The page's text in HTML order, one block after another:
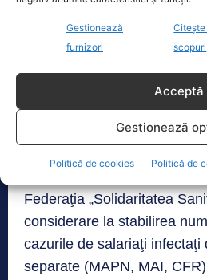
Gestionează
furnizori
scopuri
Acceptă
Gestionează
Politică de cookies Politică de
aflaţi în stare gravă”, susţin
sănătate.
Federaţia sindicală
anunţate şi distribuţia
calculate luând în
disponibile până la
Federaţia „Solidaritatea
considerare la stabilirea
cazurile de salariaţi infectaţi
separate (MAPN, MAI,